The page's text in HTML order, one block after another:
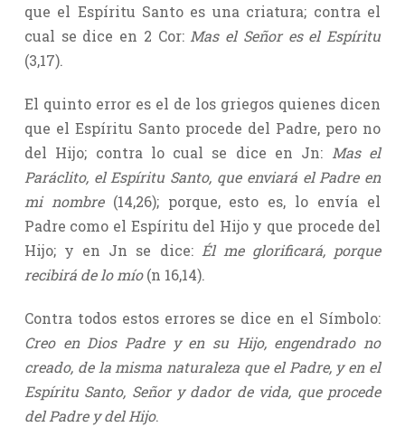
que el Espíritu Santo es una criatura; contra el
cual se dice en 2 Cor: Mas el Señor es el Espíritu
(3,17).
El quinto error es el de los griegos quienes dicen
que el Espíritu Santo procede del Padre, pero no
del Hijo; contra lo cual se dice en Jn: Mas el
Paráclito, el Espíritu Santo, que enviará el Padre en
mi nombre (14,26); porque, esto es, lo envía el
Padre como el Espíritu del Hijo y que procede del
Hijo; y en Jn se dice: Él me glorificará, porque
recibirá de lo mío(n 16,14).
Contra todos estos errores se dice en el Símbolo:
Creo en Dios Padre y en su Hijo, engendrado no
creado, de la misma naturaleza que el Padre, y en el
Espíritu Santo, Señor y dador de vida, que procede
del Padre y del Hijo.